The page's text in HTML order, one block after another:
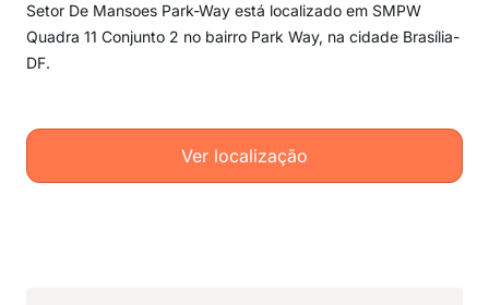
Setor De Mansoes Park-Way está localizado em SMPW
Quadra 11 Conjunto 2 no bairro Park Way, na cidade Brasília-
DF.
Ver localização